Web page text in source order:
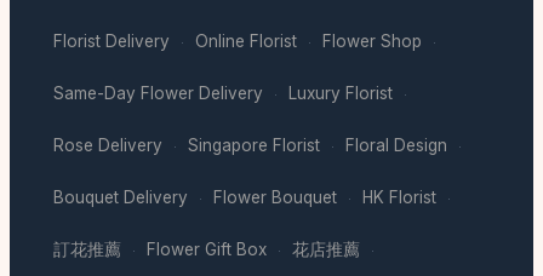
Florist Delivery · Online Florist · Flower Shop ·
Same-Day Flower Delivery · Luxury Florist ·
Rose Delivery · Singapore Florist · Floral Design ·
Bouquet Delivery · Flower Bouquet · HK Florist ·
訂花推薦 · Flower Gift Box · 花店推薦 ·